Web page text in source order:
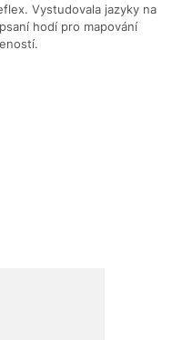
Vystudovala jazyky na
hodí pro mapování